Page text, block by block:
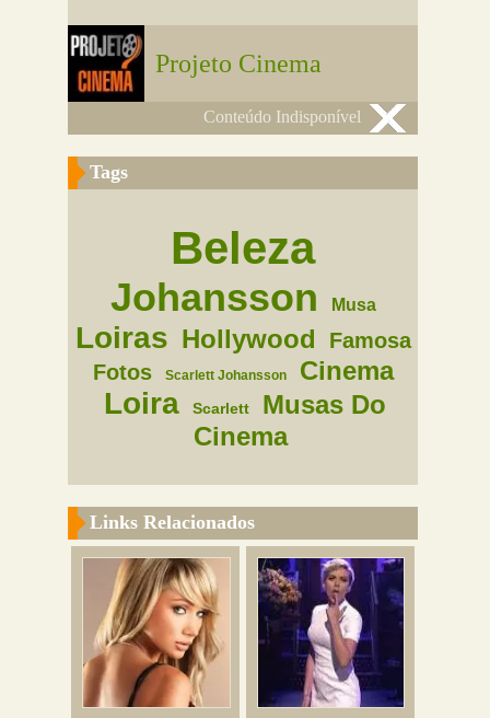
Projeto Cinema
Conteúdo Indisponível
Tags
Beleza
Johansson Musa
Loiras Hollywood
Famosa
Fotos
Scarlett Johansson Cinema
Loira Scarlett
Musas Do
Cinema
Links Relacionados